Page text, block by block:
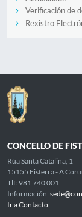
Verificación de
Rexistro
CONCELLO DE
Rúa Santa Catalina, 1
15155 Fisterra - A
Tlf: 981 740 001
Información:
Ir a Contacto